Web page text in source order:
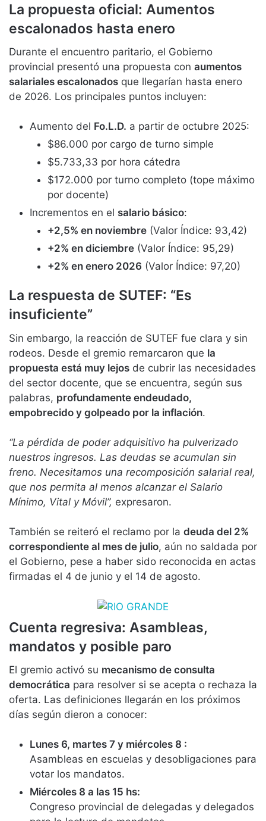
La propuesta oficial: Aumentos
escalonados hasta enero
Durante el encuentro paritario, el Gobierno
provincial presentó una propuesta con aumentos
salariales escalonados que llegarían hasta enero
de 2026. Los principales puntos incluyen:
Aumento del Fo.L.D. a partir de octubre 2025:
$86.000 por cargo de turno simple
$5.733,33 por hora cátedra
$172.000 por turno completo (tope máximo
por docente)
Incrementos en el salario básico:
+2,5% en noviembre (Valor Índice: 93,42)
+2% en diciembre (Valor Índice: 95,29)
+2% en enero 2026 (Valor Índice: 97,20)
La respuesta de SUTEF: “Es
insuficiente”
Sin embargo, la reacción de SUTEF fue clara y sin
rodeos. Desde el gremio remarcaron que la
propuesta está muy lejos de cubrir las necesidades
del sector docente, que se encuentra, según sus
palabras, profundamente endeudado,
empobrecido y golpeado por la inflación.
“La pérdida de poder adquisitivo ha pulverizado
nuestros ingresos. Las deudas se acumulan sin
freno. Necesitamos una recomposición salarial real,
que nos permita al menos alcanzar el Salario
Mínimo, Vital y Móvil”, expresaron.
También se reiteró el reclamo por la deuda del 2%
correspondiente al mes de julio, aún no saldada por
el Gobierno, pese a haber sido reconocida en actas
firmadas el 4 de junio y el 14 de agosto.
Cuenta regresiva: Asambleas,
mandatos y posible paro
El gremio activó su mecanismo de consulta
democrática para resolver si se acepta o rechaza la
oferta. Las definiciones llegarán en los próximos
días según dieron a conocer:
Lunes 6, martes 7 y miércoles 8 :
Asambleas en escuelas y desobligaciones para
votar los mandatos.
Miércoles 8 a las 15 hs:
Congreso provincial de delegadas y delegados